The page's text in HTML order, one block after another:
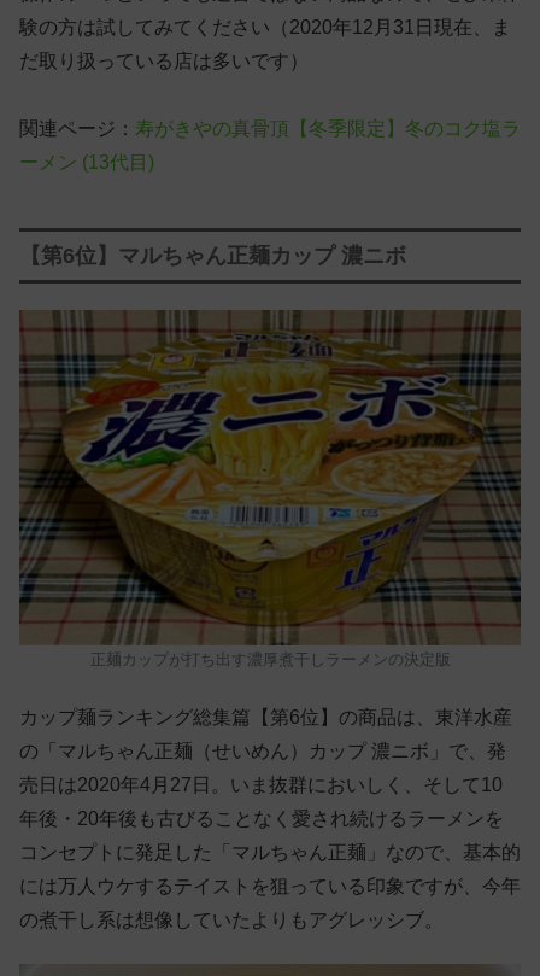
験の方は試してみてください（2020年12月31日現在、ま
だ取り扱っている店は多いです）
関連ページ： 寿がきやの真骨頂【冬季限定】冬のコク塩ラ
ーメン (13代目)
【第6位】マルちゃん正麺カップ 濃ニボ
正麺カップが打ち出す濃厚煮干しラーメンの決定版
カップ麺ランキング総集篇【第6位】の商品は、東洋水産
の「マルちゃん正麺（せいめん）カップ 濃ニボ」で、発
売日は2020年4月27日。いま抜群においしく、そして10
年後・20年後も古びることなく愛され続けるラーメンを
コンセプトに発足した「マルちゃん正麺」なので、基本的
には万人ウケするテイストを狙っている印象ですが、今年
の煮干し系は想像していたよりもアグレッシブ。